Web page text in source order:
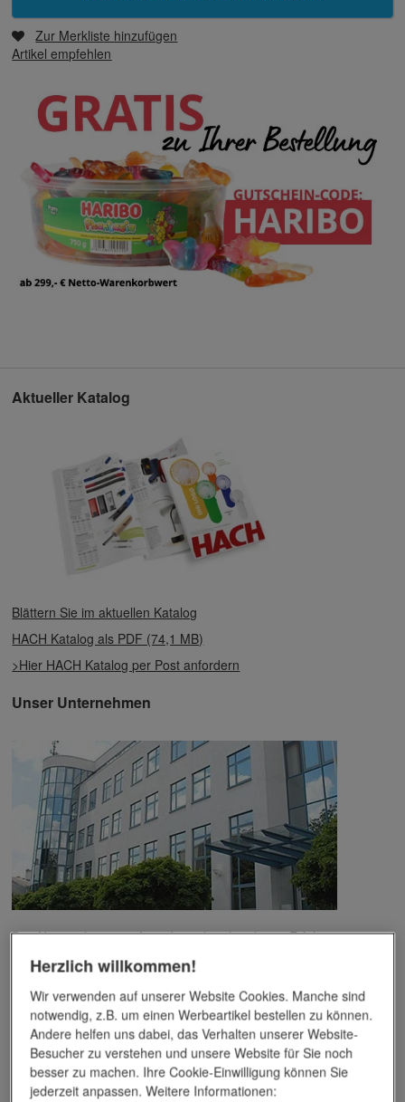
Zur Merkliste hinzufügen
Artikel empfehlen
Aktueller Katalog
Blättern Sie im aktuellen Katalog
HACH Katalog als PDF (74,1 MB)
>Hier HACH Katalog per Post anfordern
Unser Unternehmen
Das Unternehmen verfügt über jahrzehntelange Erfahrung im
Dieses Wissen kommt unseren Kunden tagtäglich zugute,
insbesondere wenn es um professionellen
Werbedruck und
andere Veredelungsverfahren geht.
Unser Service
Individuelle Beratung
Herzlich willkommen!
Wir verwenden auf unserer Website Cookies. Manche sind
notwendig, z.B. um einen Werbeartikel bestellen zu können.
Andere helfen uns dabei, das Verhalten unserer Website-
Besucher zu verstehen und unsere Website für Sie noch
besser zu machen. Ihre Cookie-Einwilligung können Sie
jederzeit anpassen. Weitere Informationen: